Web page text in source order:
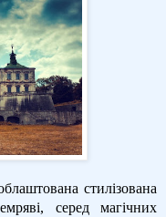
стилізована
серед магічних